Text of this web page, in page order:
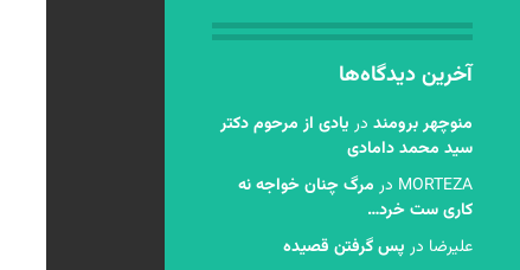
آخرین دیدگاه‌ها
منوچهر برومند در یادی از مرحوم دکتر
سید محمد دامادی
MORTEZA در مرگ چنان خواجه نه
کاری ست خرد…
عليرضا در پس گرفتن قصیده